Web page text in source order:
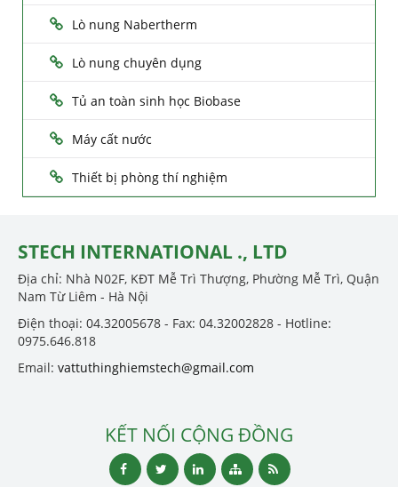
Lò nung Nabertherm
Lò nung chuyên dụng
Tủ an toàn sinh học Biobase
Máy cất nước
Thiết bị phòng thí nghiệm
STECH INTERNATIONAL ., LTD
Địa chỉ: Nhà N02F, KĐT Mễ Trì Thượng, Phường Mễ Trì, Quận
Nam Từ Liêm - Hà Nội
Điện thoại: 04.32005678 - Fax: 04.32002828 - Hotline:
0975.646.818
Email: vattuthinghiemstech@gmail.com
KẾT NỐI CỘNG ĐỒNG